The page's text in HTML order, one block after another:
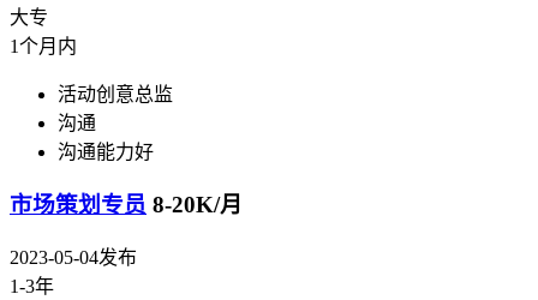
大专
1个月内
活动创意总监
沟通
沟通能力好
市场策划专员 8-20K/月
2023-05-04发布
1-3年